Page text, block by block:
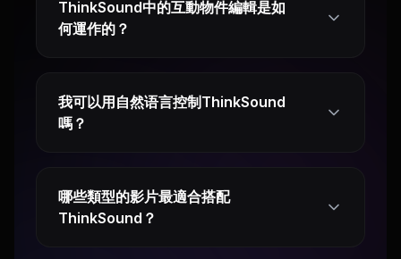
ThinkSound中的互動物件編輯是如
何運作的？
我可以用自然语言控制ThinkSound
嗎？
哪些類型的影片最適合搭配
ThinkSound？